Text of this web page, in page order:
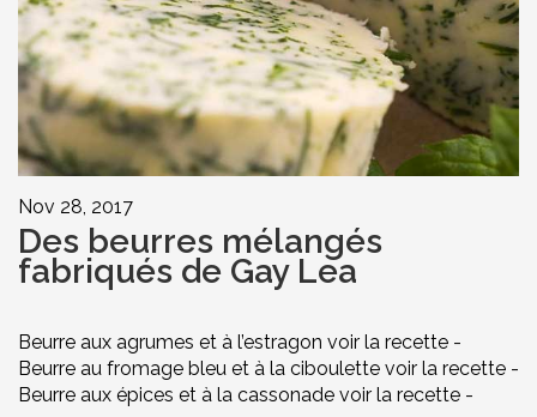
Nov 28, 2017
Des beurres mélangés
fabriqués de Gay Lea
Beurre aux agrumes et à l’estragon voir la recette -
Beurre au fromage bleu et à la ciboulette voir la recette -
Beurre aux épices et à la cassonade voir la recette -